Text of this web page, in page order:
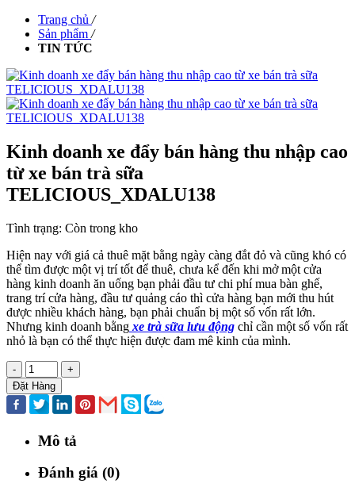
Trang chủ /
Sản phẩm /
TIN TỨC
Kinh doanh xe đẩy bán hàng thu nhập cao
từ xe bán trà sữa
TELICIOUS_XDALU138
Tình trạng: Còn trong kho
Hiện nay với giá cả thuê mặt bằng ngày càng đắt đỏ và cũng khó có
thể tìm được một vị trí tốt để thuê, chưa kể đến khi mở một cửa
hàng kinh doanh ăn uống bạn phải đầu tư chi phí mua bàn ghế,
trang trí cửa hàng, đầu tư quảng cáo thì cửa hàng bạn mới thu hút
được nhiều khách hàng, bạn phải chuẩn bị một số vốn rất lớn.
Nhưng kinh doanh bằng xe trà sữa lưu động chỉ cần một số vốn rất
nhỏ là bạn có thể thực hiện được đam mê kinh của mình.
-
+
Đặt Hàng
Mô tả
Đánh giá (0)